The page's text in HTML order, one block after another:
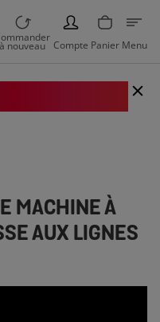
à nouveau
PERSON
Compte Panier Menu
MACHINE À
AUX LIGNES